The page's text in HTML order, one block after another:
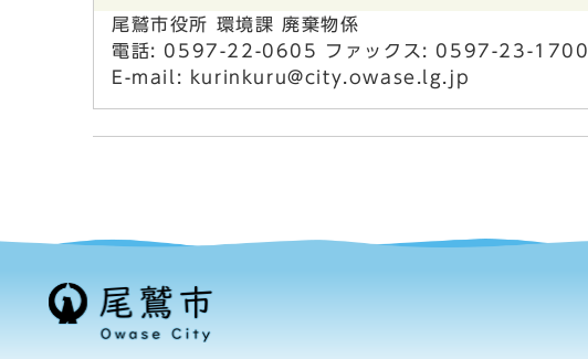
尾鷲市役所 環境課 廃棄物係
電話: 0597-22-0605 ファックス: 0597-23-1700
E-mail: kurinkuru@city.owase.lg.jp